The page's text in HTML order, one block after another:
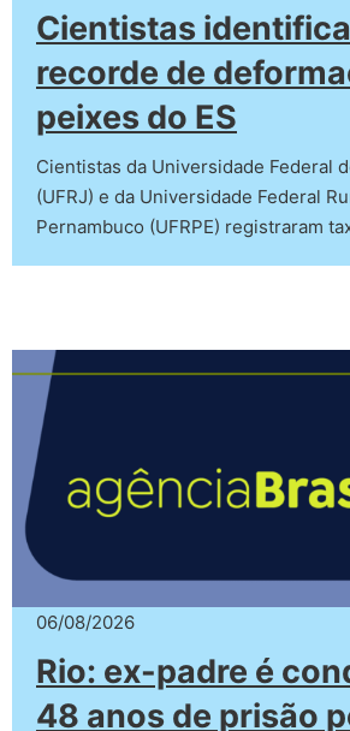
Cientistas
recorde de
peixes do ES
Cientistas da Universidade Federal
(UFRJ) e da Universidade Federal
Pernambuco (UFRPE) registraram
06/08/2026
Rio: ex-padre é
48 anos de prisão